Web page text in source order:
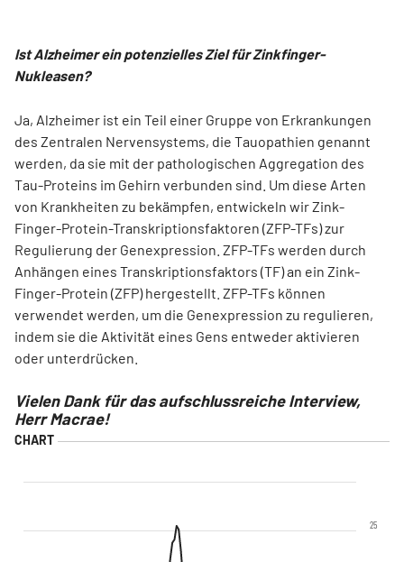
Ist Alzheimer ein potenzielles Ziel für Zinkfinger-
Nukleasen?
Ja, Alzheimer ist ein Teil einer Gruppe von Erkrankungen
des Zentralen Nervensystems, die Tauopathien genannt
werden, da sie mit der pathologischen Aggregation des
Tau-Proteins im Gehirn verbunden sind. Um diese Arten
von Krankheiten zu bekämpfen, entwickeln wir Zink-
Finger-Protein-Transkriptionsfaktoren (ZFP-TFs) zur
Regulierung der Genexpression. ZFP-TFs werden durch
Anhängen eines Transkriptionsfaktors (TF) an ein Zink-
Finger-Protein (ZFP) hergestellt. ZFP-TFs können
verwendet werden, um die Genexpression zu regulieren,
indem sie die Aktivität eines Gens entweder aktivieren
oder unterdrücken.
Vielen Dank für das aufschlussreiche Interview,
Herr Macrae!
25